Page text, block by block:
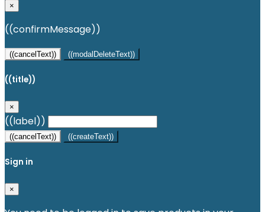
×
((confirmMessage))
((cancelText)) ((modalDeleteText))
((title))
×
((label))
((cancelText)) ((createText))
Sign in
×